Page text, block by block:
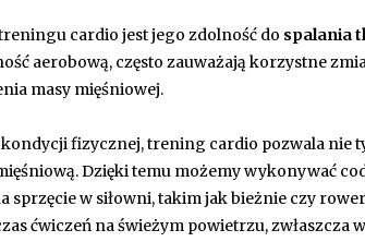
cardio jest jego zdolność do spalania
aerobową, często zauważają korzystne
masy mięśniowej.
fizycznej, trening cardio pozwala nie
Dzięki temu możemy wykonywać
sprzęcie w siłowni, takim jak bieżnie czy
ćwiczeń na świeżym powietrzu,